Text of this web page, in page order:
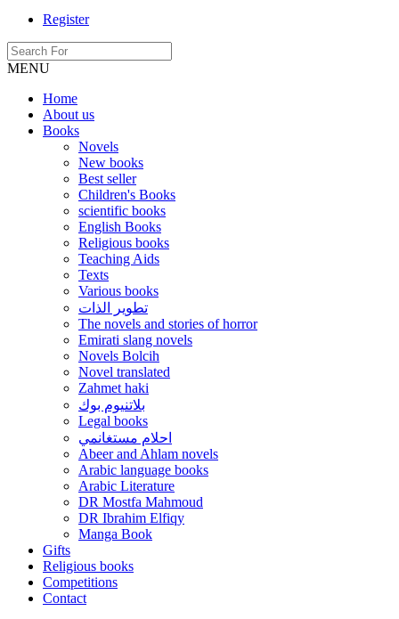
Register
MENU
Home
About us
Books
Novels
New books
Best seller
Children's Books
scientific books
English Books
Religious books
Teaching Aids
Texts
Various books
تطوير الذات
The novels and stories of horror
Emirati slang novels
Novels Bolcih
Novel translated
Zahmet haki
بلاتنيوم بوك
Legal books
احلام مستغانمي
Abeer and Ahlam novels
Arabic language books
Arabic Literature
DR Mostfa Mahmoud
DR Ibrahim Elfiqy
Manga Book
Gifts
Religious books
Competitions
Contact